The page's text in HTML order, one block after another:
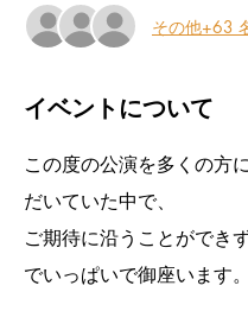
その他+63
イベントについて
この度の公演を多くの方
だいていた中で、
ご期待に沿うことができ
でいっぱいで御座います。